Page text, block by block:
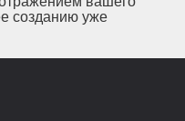
созданию уже